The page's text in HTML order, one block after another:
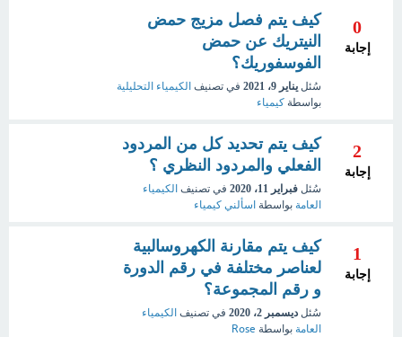
0
إجابة
كيف يتم فصل مزيج حمض
النيتريك عن حمض
الفوسفوريك؟
سُئل يناير 9، 2021 في تصنيف الكيمياء التحليلية
بواسطة كيمياء
2
إجابة
كيف يتم تحديد كل من المردود
الفعلي والمردود النظري ؟
سُئل فبراير 11، 2020 في تصنيف الكيمياء
العامة بواسطة اسألني كيمياء
1
إجابة
كيف يتم مقارنة الكهروسالبية
لعناصر مختلفة في رقم الدورة
و رقم المجموعة؟
سُئل ديسمبر 2، 2020 في تصنيف الكيمياء
العامة بواسطة Rose